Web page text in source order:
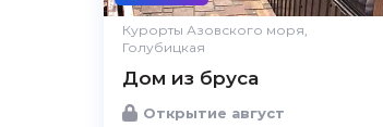
Курорты Азовского моря,
Голубицкая
Дом из бруса
Открытие август